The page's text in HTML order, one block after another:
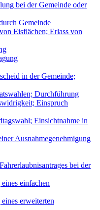
bei der Gemeinde oder
Gemeinde
Eisflächen; Erlass von
in der Gemeinde;
Durchführung
Einspruch
Einsichtnahme in
Ausnahmegenehmigung
bei der
einfachen
erweiterten